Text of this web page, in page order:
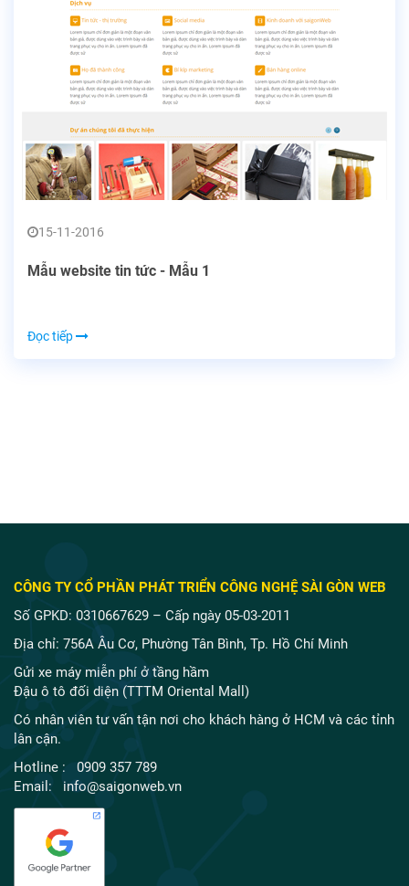
15-11-2016
Mẫu website tin tức - Mẫu 1
Đọc tiếp
CÔNG TY CỔ PHẦN PHÁT TRIỂN CÔNG NGHỆ SÀI GÒN WEB
Số GPKD: 0310667629 – Cấp ngày 05-03-2011
Địa chỉ: 756A Âu Cơ, Phường Tân Bình, Tp. Hồ Chí Minh
Gửi xe máy miễn phí ở tầng hầm
Đậu ô tô đối diện (TTTM Oriental Mall)
Có nhân viên tư vấn tận nơi cho khách hàng ở HCM và các tỉnh
lân cận.
Hotline : 0909 357 789
Email: info@saigonweb.vn